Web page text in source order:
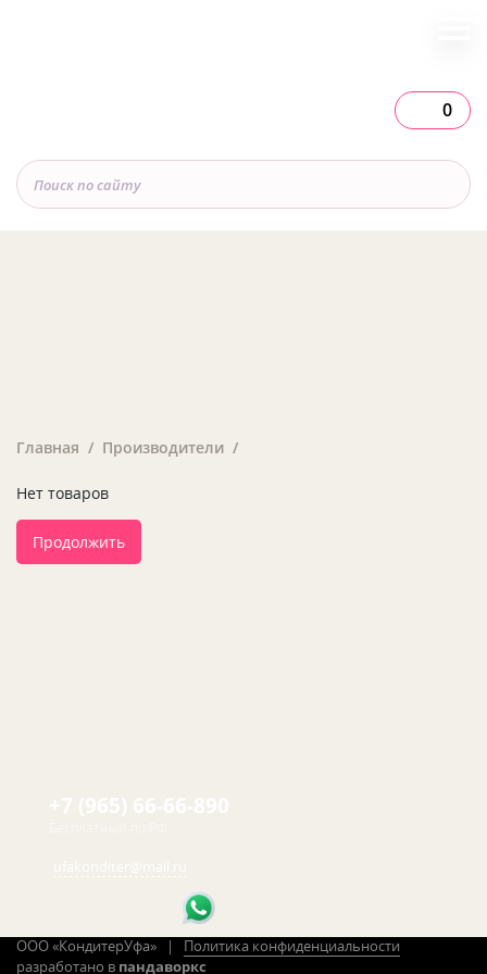
0
Главная Производители
Нет товаров
Продолжить
ООО «КондитерУфа» | Политика конфиденциальности
разработано в пандаворкс